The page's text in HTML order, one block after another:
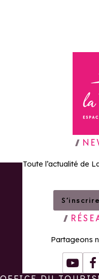
Toute l’actualité de
Partageons
Youtube